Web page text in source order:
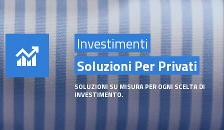
Investimenti
Soluzioni Per Privati
SOLUZIONI SU MISURA PER OGNI SCELTA DI
INVESTIMENTO.